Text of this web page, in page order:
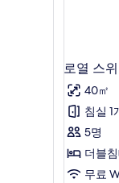
로열 스
40㎡
침실 1
5명
더블
무료